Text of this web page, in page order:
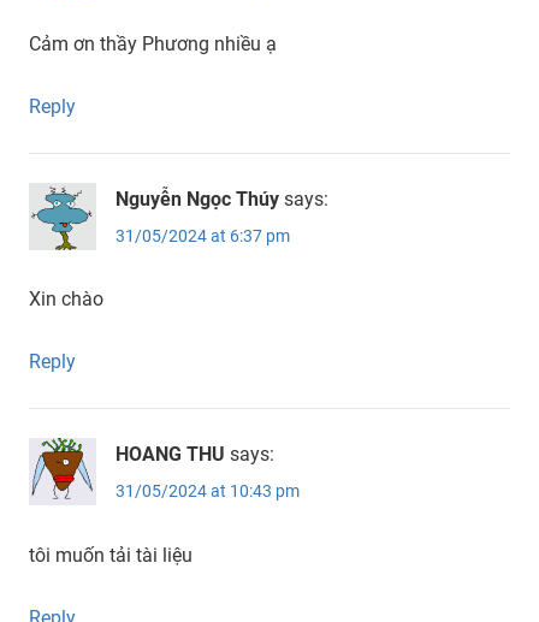
Cảm ơn thầy Phương nhiều ạ
Reply
Nguyễn Ngọc Thúy says:
31/05/2024 at 6:37 pm
Xin chào
Reply
HOANG THU says:
31/05/2024 at 10:43 pm
tôi muốn tải tài liệu
Reply